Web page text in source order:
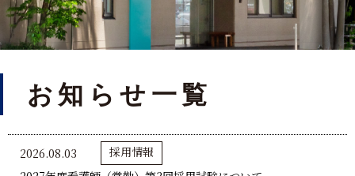
お知らせ一覧
2026.08.03
採用情報